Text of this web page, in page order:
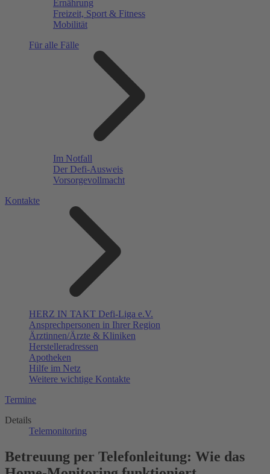
Ernährung
Freizeit, Sport & Fitness
Mobilität
Für alle Fälle
Im Notfall
Der Defi-Ausweis
Vorsorgevollmacht
Kontakte
HERZ IN TAKT Defi-Liga e.V.
Ansprechpersonen in Ihrer Region
Ärztinnen/Ärzte & Kliniken
Herstelleradressen
Apotheken
Hilfe im Netz
Weitere wichtige Kontakte
Termine
Details
Telemonitoring
Betreuung per Telefonleitung: Wie das